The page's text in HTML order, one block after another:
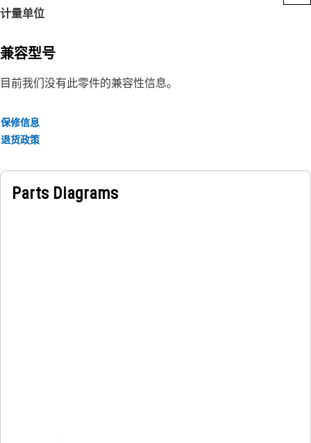
计量单位
兼容型号
目前我们没有此零件的兼容性信息。
保修信息
退货政策
Parts Diagrams